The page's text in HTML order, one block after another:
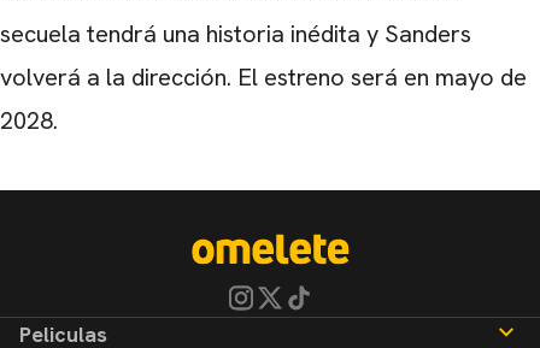
secuela tendrá una historia inédita y Sanders
volverá a la dirección. El estreno será en mayo de
2028.
Peliculas